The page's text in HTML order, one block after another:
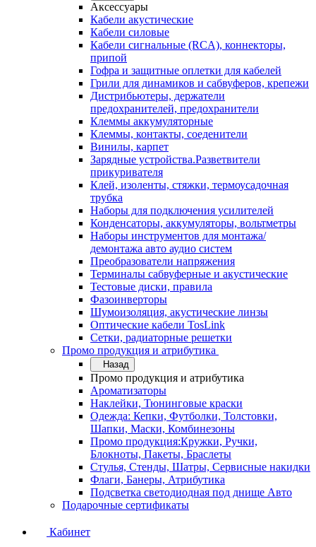
Аксессуары
Кабели акустические
Кабели силовые
Кабели сигнальные (RCA), коннекторы,
припой
Гофра и защитные оплетки для кабелей
Грили для динамиков и сабвуферов, крепежи
Дистрибьютеры, держатели
предохранителей, предохранители
Клеммы аккумуляторные
Клеммы, контакты, соеденители
Винилы, карпет
Зарядные устройства.Разветвители
прикуривателя
Клей, изоленты, стяжки, термоусадочная
трубка
Наборы для подключения усилителей
Конденсаторы, аккумуляторы, вольтметры
Наборы инструментов для монтажа/
демонтажа авто аудио систем
Преобразователи напряжения
Терминалы сабвуферные и акустические
Тестовые диски, правила
Фазоинверторы
Шумоизоляция, акустические линзы
Оптические кабели TosLink
Сетки, радиаторные решетки
Промо продукция и атрибутика
Назад
Промо продукция и атрибутика
Ароматизаторы
Наклейки, Тюнинговые краски
Одежда: Кепки, Футболки, Толстовки,
Шапки, Маски, Комбинезоны
Промо продукция:Кружки, Ручки,
Блокноты, Пакеты, Браслеты
Стулья, Стенды, Шатры, Сервисные накидки
Флаги, Банеры, Атрибутика
Подсветка светодиодная под днище Авто
Подарочные сертификаты
Кабинет